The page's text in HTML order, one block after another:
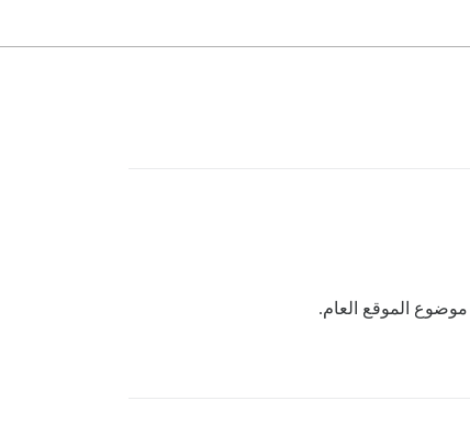
الموقع العام.